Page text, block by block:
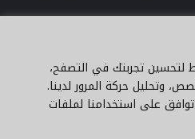
لتحسين تجربتك في التصفح،
وتحليل حركة المرور لدينا.
على استخدامنا لملفات